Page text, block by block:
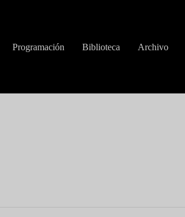
Programación Biblioteca Archivo